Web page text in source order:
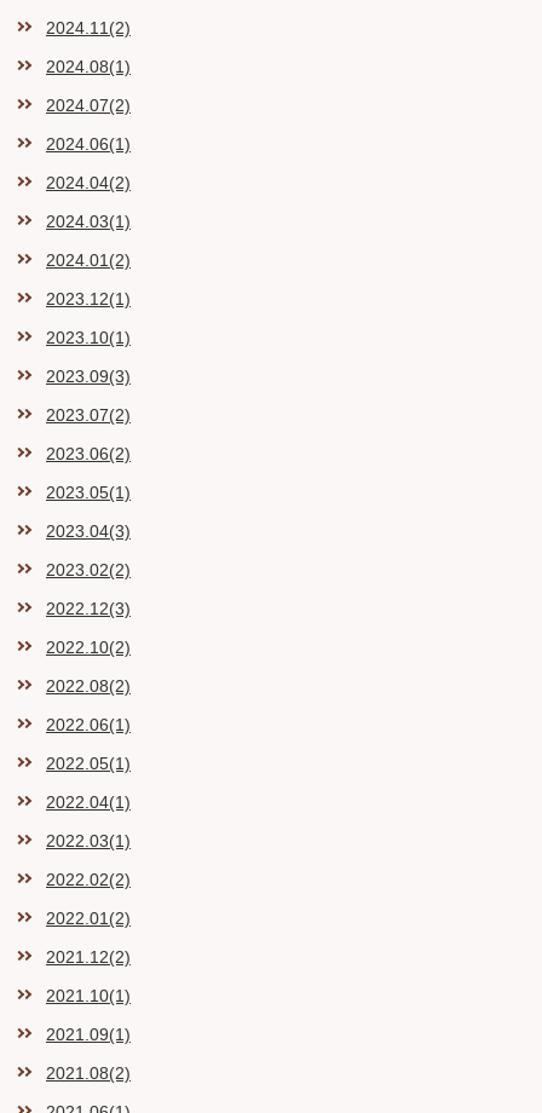
2024.11(2)
2024.08(1)
2024.07(2)
2024.06(1)
2024.04(2)
2024.03(1)
2024.01(2)
2023.12(1)
2023.10(1)
2023.09(3)
2023.07(2)
2023.06(2)
2023.05(1)
2023.04(3)
2023.02(2)
2022.12(3)
2022.10(2)
2022.08(2)
2022.06(1)
2022.05(1)
2022.04(1)
2022.03(1)
2022.02(2)
2022.01(2)
2021.12(2)
2021.10(1)
2021.09(1)
2021.08(2)